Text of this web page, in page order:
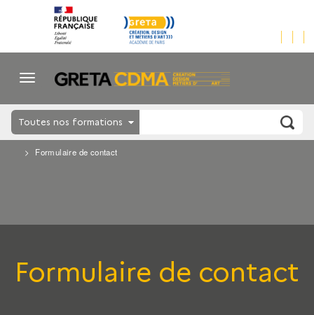
Toutes nos formations
Formulaire de contact
Formulaire de contact